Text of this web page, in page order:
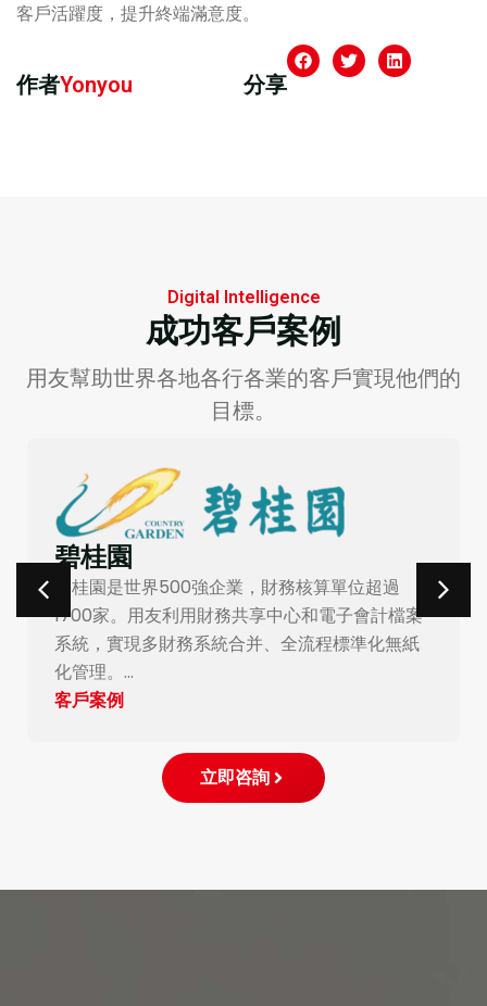
客戶活躍度，提升終端滿意度。
作者Yonyou 分享
Digital Intelligence
成功客戶案例
用友幫助世界各地各行各業的客戶實現他們的
目標。
家樂福台灣
家樂福台灣由家樂福和統一集團合資成立，在台
擁有340家門店。用友採購系統為企業全面强化
採購流程的數智化和自動化，使尋源全過程陽光
透明。…
客戶案例
立即咨詢